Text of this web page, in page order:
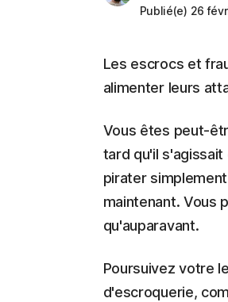
Publié(e) 26
Les escrocs et
alimenter leurs
Vous êtes peut-
tard qu'il
pirater
maintenant. Vous
qu'auparavant.
Poursuivez votre
d'escroquerie,